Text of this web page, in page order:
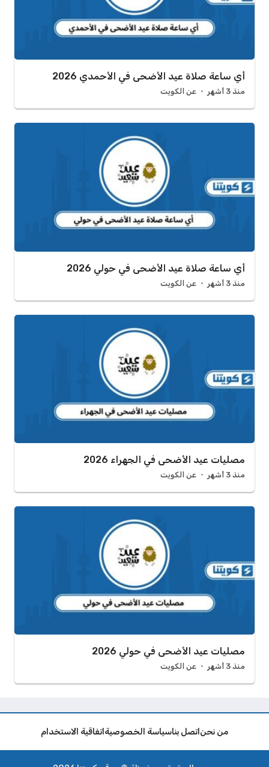
أي ساعة صلاة عيد الأضحى في الأحمدي 2026
منذ 3 أشهر عن الكويت
أي ساعة صلاة عيد الأضحى في حولي 2026
منذ 3 أشهر عن الكويت
مصليات عيد الأضحى في الجهراء 2026
منذ 3 أشهر عن الكويت
مصليات عيد الأضحى في حولي 2026
منذ 3 أشهر عن الكويت
من نحن اتصل بناسياسة الخصوصية اتفاقية الاستخدام